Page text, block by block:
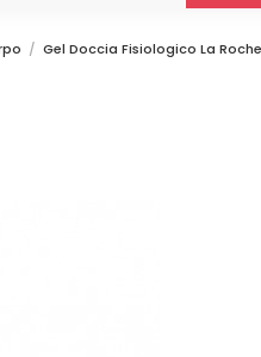
Gel Doccia Fisiologico La